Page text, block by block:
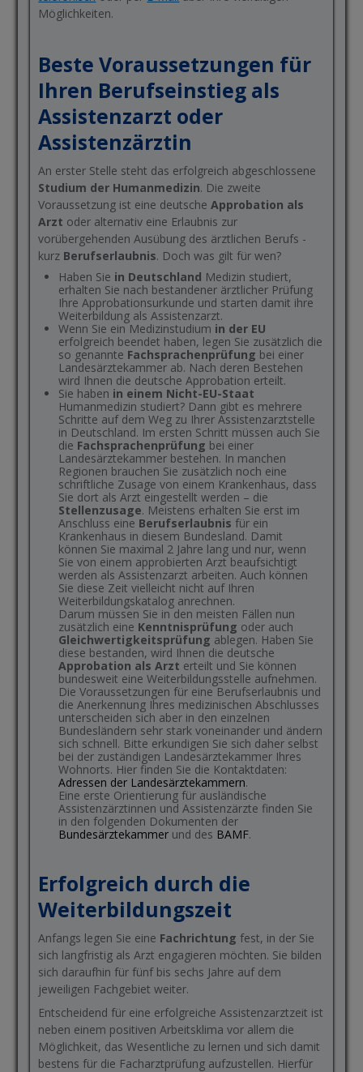
Möglichkeiten.
Beste Voraussetzungen für
Ihren Berufseinstieg als
Assistenzarzt oder
Assistenzärztin
An erster Stelle steht das erfolgreich abgeschlossene
Studium der Humanmedizin. Die zweite
Voraussetzung ist eine deutscheApprobation als
Arzt oder alternativ eine Erlaubnis zur
vorübergehenden Ausübung des ärztlichen Berufs -
kurz Berufserlaubnis. Doch was gilt für wen?
Haben Sie in Deutschland Medizin studiert,
erhalten Sie nach bestandener ärztlicher Prüfung
Ihre Approbationsurkunde und starten damit ihre
Weiterbildung als Assistenzarzt.
Wenn Sie ein Medizinstudium in der EU
erfolgreich beendet haben, legen Sie zusätzlich die
so genannte Fachsprachenprüfung bei einer
Landesärztekammer ab. Nach deren Bestehen
wird Ihnen die deutsche Approbation erteilt.
Sie haben in einem Nicht-EU-Staat
Humanmedizin studiert? Dann gibt es mehrere
Schritte auf dem Weg zu Ihrer Assistenzarztstelle
in Deutschland. Im ersten Schritt müssen auch Sie
die Fachsprachenprüfung bei einer
Landesärztekammer bestehen. In manchen
Regionen brauchen Sie zusätzlich noch eine
schriftliche Zusage von einem Krankenhaus, dass
Sie dort als Arzt eingestellt werden – die
Stellenzusage. Meistens erhalten Sie erst im
Anschluss eine Berufserlaubnis für ein
Krankenhaus in diesem Bundesland. Damit
können Sie maximal 2 Jahre lang und nur, wenn
Sie von einem approbierten Arzt beaufsichtigt
werden als Assistenzarzt arbeiten. Auch können
Sie diese Zeit vielleicht nicht auf Ihren
Weiterbildungskatalog anrechnen.
Darum müssen Sie in den meisten Fällen nun
zusätzlich eine Kenntnisprüfung oder auch
Gleichwertigkeitsprüfung ablegen. Haben Sie
diese bestanden, wird Ihnen die deutsche
Approbation als Arzt erteilt und Sie können
bundesweit eine Weiterbildungsstelle aufnehmen.
Die Voraussetzungen für eine Berufserlaubnis und
die Anerkennung Ihres medizinischen Abschlusses
unterscheiden sich aber in den einzelnen
Bundesländern sehr stark voneinander und ändern
sich schnell. Bitte erkundigen Sie sich daher selbst
bei der zuständigen Landesärztekammer Ihres
Wohnorts. Hier finden Sie die Kontaktdaten:
Adressen der Landesärztekammern.
Eine erste Orientierung für ausländische
Assistenzärztinnen und Assistenzärzte finden Sie
in den folgenden Dokumenten der
Bundesärztekammer und des BAMF.
Erfolgreich durch die
Weiterbildungszeit
Anfangs legen Sie eine Fachrichtung fest, in der Sie
sich langfristig als Arzt engagieren möchten. Sie bilden
sich daraufhin für fünf bis sechs Jahre auf dem
jeweiligen Fachgebiet weiter.
Entscheidend für eine erfolgreiche Assistenzarztzeit ist
neben einem positiven Arbeitsklima vor allem die
Möglichkeit, das Wesentliche zu lernen und sich damit
bestens für die Facharztprüfung aufzustellen. Hierfür